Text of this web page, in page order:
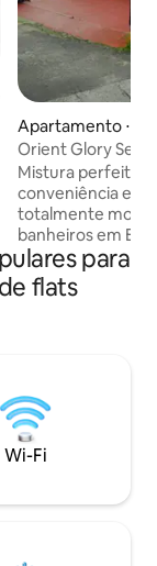
avaliação média
Apartamento ⋅
Orient Glory
Lulu e do metrô
Mistura perfeita
conveniência em
totalmente
banheiros em
apartamento
condicionado,
elevador,
apartamentos
bairro tranquilo e
um ambiente
encontrará uma
para
flats
Wi-Fi